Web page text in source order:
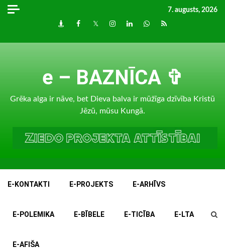
Skip
7. augusts, 2026
DraugiemFacebook
TwitterInstagram
LinkedInwhatsapp
RSS
e – BAZNĪCA ✞
Grēka alga ir nāve, bet Dieva balva ir mūžīga dzīvība Kristū
Jēzū, mūsu Kungā.
E-KONTAKTI E-PROJEKTS E-ARHĪVS
E-POLEMIKA E-BĪBELE E-TICĪBA E-LTA
E-AFIŠA